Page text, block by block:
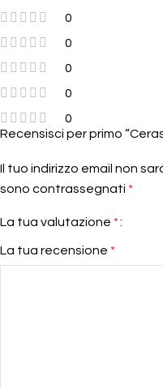
0
0
0
0
0
Recensisci per primo
Il tuo indirizzo email non
sono contrassegnati *
La tua valutazione *
La tua recensione *